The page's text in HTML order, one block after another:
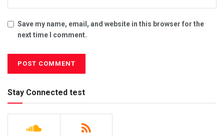
Save my name, email, and website in this browser for the
next time I comment.
Stay Connected test